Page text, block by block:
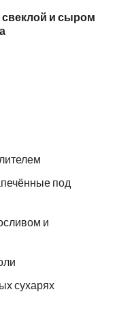
свеклой и сыром
под
и
сухарях